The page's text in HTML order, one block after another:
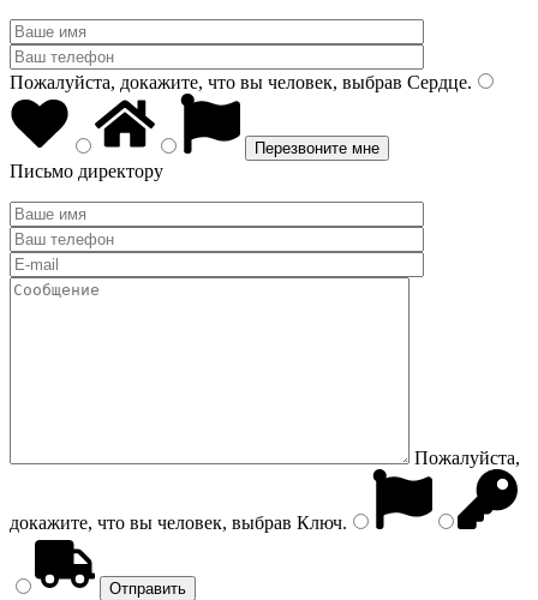
Пожалуйста, докажите, что вы человек, выбрав Сердце.
Письмо директору
Пожалуйста,
докажите, что вы человек, выбрав Ключ.